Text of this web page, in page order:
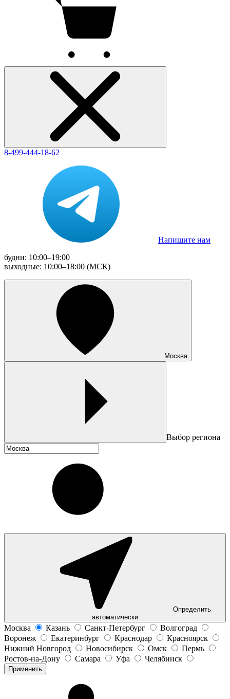
8-499-444-18-62
Напишите нам
будни: 10:00–19:00
выходные: 10:00–18:00 (МСК)
Москва
Выбор региона
Определить
автоматически
Москва Казань Санкт-Петербург
Волгоград
Воронеж
Екатеринбург Краснодар
Красноярск
Нижний Новгород
Новосибирск Омск
Пермь
Ростов-на-Дону
Самара Уфа Челябинск
Применить